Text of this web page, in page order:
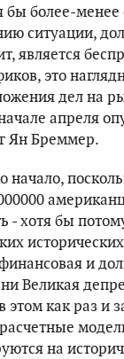
более-менее
ситуации,
является
это
дел на
апреля
Ян Бреммер.
начало,
- хотя бы
и
Великая
этом как раз и
на